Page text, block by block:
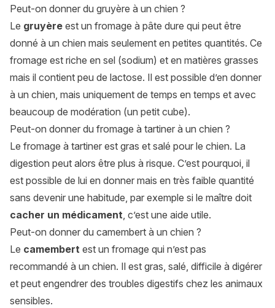
Peut-on donner du gruyère à un chien ?
Le gruyère est un fromage à pâte dure qui peut être
donné à un chien mais seulement en petites quantités. Ce
fromage est riche en sel (sodium) et en matières grasses
mais il contient peu de lactose. Il est possible d’en donner
à un chien, mais uniquement de temps en temps et avec
beaucoup de modération (un petit cube).
Peut-on donner du fromage à tartiner à un chien ?
Le fromage à tartiner est gras et salé pour le chien. La
digestion peut alors être plus à risque. C’est pourquoi, il
est possible de lui en donner mais en très faible quantité
sans devenir une habitude, par exemple si le maître doit
cacher un médicament, c’est une aide utile.
Peut-on donner du camembert à un chien ?
Le camembert est un fromage qui n’est pas
recommandé à un chien. Il est gras, salé, difficile à digérer
et peut engendrer des troubles digestifs chez les animaux
sensibles.